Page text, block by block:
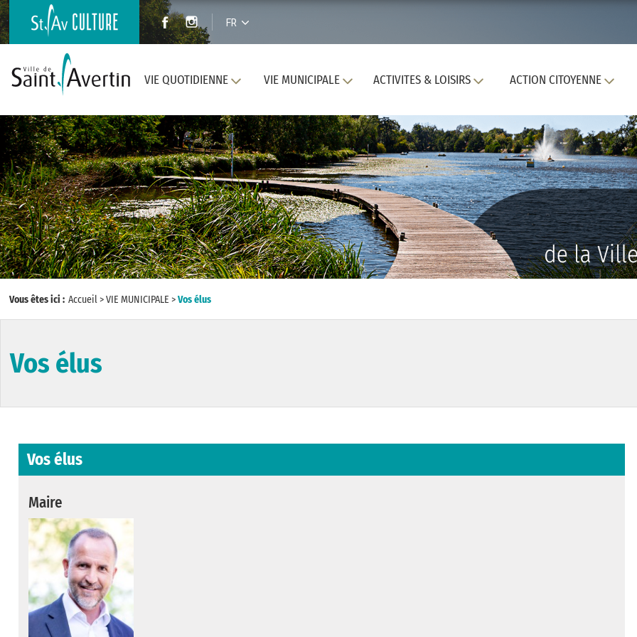
FR
VIE QUOTIDIENNE VIE MUNICIPALE ACTIVITES & LOISIRS ACTION CITOYENNE
Vous êtes ici : Accueil>VIE MUNICIPALE >Vos élus
Vos élus
Vos élus
Maire